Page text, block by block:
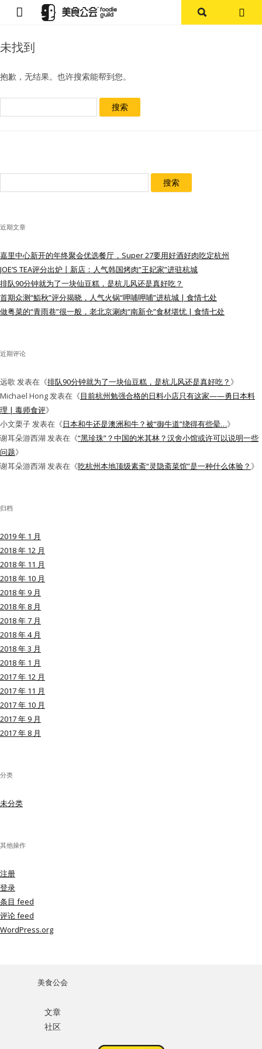
用户名或Email
密码
记住我的登录状态
探店报告
水区
公会活动
私家厨房
未找到
抱歉，无结果。也许搜索能帮到您。
索：
索：
近期文章
嘉里中心新开的年终聚会优选餐厅，Super 27要用好酒好肉吃定杭州
JOE’S TEA评分出炉丨新店：人气韩国烤肉“王妃家”进驻杭城
排队90分钟就为了一块仙豆糕，是杭儿风还是真好吃？
首期众测“鮨秋”评分揭晓，人气火锅“呷哺呷哺”进杭城 | 食情七处
做粤菜的“青雨巷”很一般，老北京涮肉“南新仓”食材堪忧 | 食情七处
近期评论
远歌 发表在《排队90分钟就为了一块仙豆糕，是杭儿风还是真好吃？ 》
Michael Hong发表在《目前杭州勉强合格的日料小店只有这家——勇日本料
理 | 毒师食评》
小文栗子发表在《日本和牛还是澳洲和牛？被“御牛道”绕得有些晕…》
谢耳朵游西湖 发表在《“黑珍珠”？中国的米其林？汉舍小馆或许可以说明一些
问题》
谢耳朵游西湖 发表在《吃杭州本地顶级素斋“灵隐斋菜馆”是一种什么体验？ 》
归档
2019 年 1 月
2018 年 12 月
2018 年 11 月
2018 年 10 月
2018 年 9 月
2018 年 8 月
2018 年 7 月
2018 年 4 月
2018 年 3 月
2018 年 1 月
2017 年 12 月
2017 年 11 月
2017 年 10 月
2017 年 9 月
2017 年 8 月
分类
未分类
其他操作
注册
登录
条目 feed
评论 feed
WordPress.org
美食公会
文章
社区